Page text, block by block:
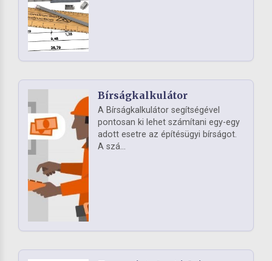
Bírságkalkulátor
A Bírságkalkulátor segítségével
pontosan ki lehet számítani egy-egy
adott esetre az építésügyi bírságot.
A szá...